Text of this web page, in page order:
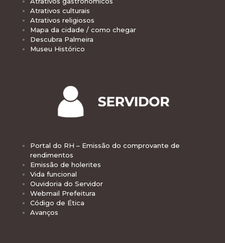
Atrativos culturais
Atrativos religiosos
Mapa da cidade / como chegar
Descubra Palmeira
Museu Histórico
Portal do RH – Emissão do comprovante de
rendimentos
Emissão de holerites
Vida funcional
Ouvidoria do Servidor
Webmail Prefeitura
Código de Ética
Avanços